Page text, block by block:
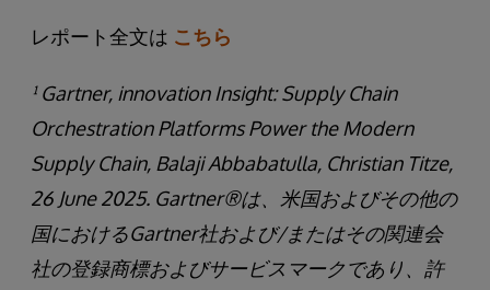
レポート全文は こちら
¹ Gartner, innovation Insight: Supply Chain
Orchestration Platforms Power the Modern
Supply Chain, Balaji Abbabatulla, Christian Titze,
26 June 2025. Gartner®は、米国およびその他の
国におけるGartner社および/またはその関連会
社の登録商標およびサービスマークであり、許